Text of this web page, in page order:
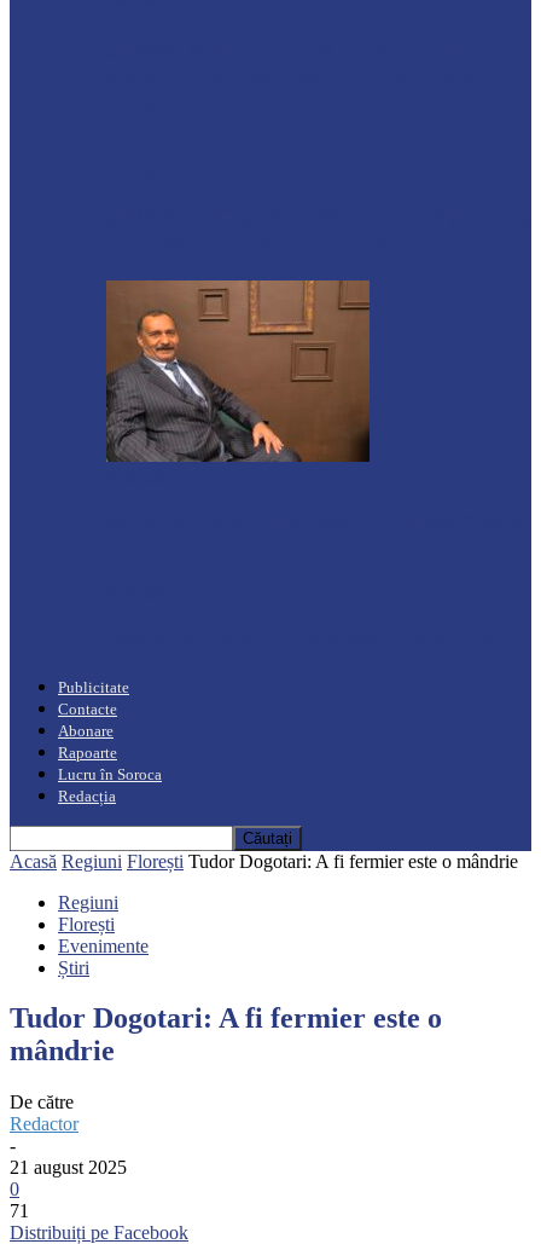
Publicitate
Contacte
Abonare
Rapoarte
Lucru în Soroca
Redacția
Acasă Regiuni Florești Tudor Dogotari: A fi fermier este o mândrie
Regiuni
Florești
Evenimente
Știri
Tudor Dogotari: A fi fermier este o
mândrie
De către
Redactor
-
21 august 2025
0
71
Distribuiți pe Facebook